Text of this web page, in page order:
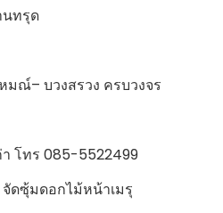
นทรุด
ณ์– บวงสรวง ครบวงจร
โทร 085-5522499
ดซุ้มดอกไม้หน้าเมรุ